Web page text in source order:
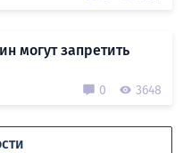
могут запретить
0 3648